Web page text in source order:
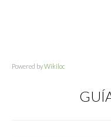
Powered byWikiloc